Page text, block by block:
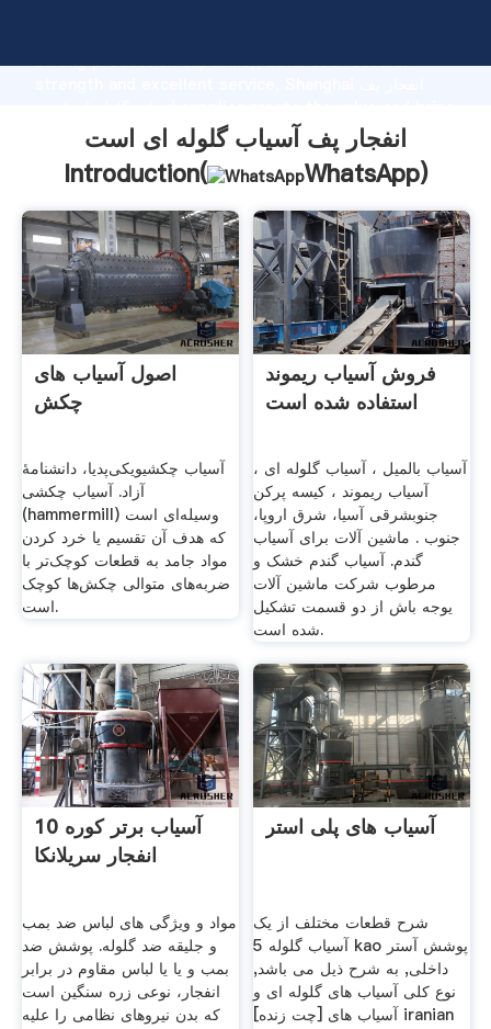
strong production capability, advanced research
values to all of customers.
انفجار پف آسیاب گلوله ای است
Introduction(
WhatsApp)
اصول آسیاب های
چکش
آسیاب چکشیویکی‌پدیا، دانشنامهٔ
آزاد. آسیاب چکشی
(hammermill) وسیله‌ای است
که هدف آن تقسیم یا خرد کردن
مواد جامد به قطعات کوچک‌تر با
ضربه‌های متوالی چکش‌ها کوچک
است.
فروش آسیاب ریموند
استفاده شده است
آسیاب بالمیل ، آسیاب گلوله ای ،
آسیاب ریموند ، کیسه پرکن
جنوبشرقی آسیا، شرق اروپا،
جنوب . ماشین آلات برای آسیاب
گندم. آسیاب گندم خشک و
مرطوب شرکت ماشین آلات
یوجه باش از دو قسمت تشکیل
شده است.
10 آسیاب برتر کوره
انفجار سریلانکا
مواد و ویژگی های لباس ضد بمب
و جلیقه ضد گلوله. پوشش ضد
بمب و یا یا لباس مقاوم در برابر
انفجار، نوعی زره سنگین است
که بدن نیروهای نظامی را علیه
آسیاب های پلی استر
شرح قطعات مختلف از یک
آسیاب گلوله 5 kao پوشش آستر
داخلی, به شرح ذیل می باشد,
نوع کلی آسیاب های گلوله ای و
آسیاب های [چت زنده] iranian